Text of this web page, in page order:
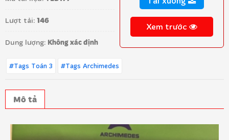
Xem trước
Lượt tải: 146
Dung lượng: Không xác định
#Tags Toán 3 #Tags Archimedes
Mô tả